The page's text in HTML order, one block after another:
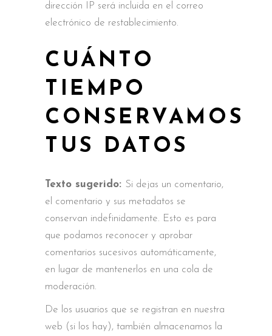
dirección IP será incluida en el correo
electrónico de restablecimiento.
CUÁNTO
TIEMPO
CONSERVAMOS
TUS DATOS
Texto sugerido: Si dejas un comentario,
el comentario y sus metadatos se
conservan indefinidamente. Esto es para
que podamos reconocer y aprobar
comentarios sucesivos automáticamente,
en lugar de mantenerlos en una cola de
moderación.
De los usuarios que se registran en nuestra
web (si los hay), también almacenamos la